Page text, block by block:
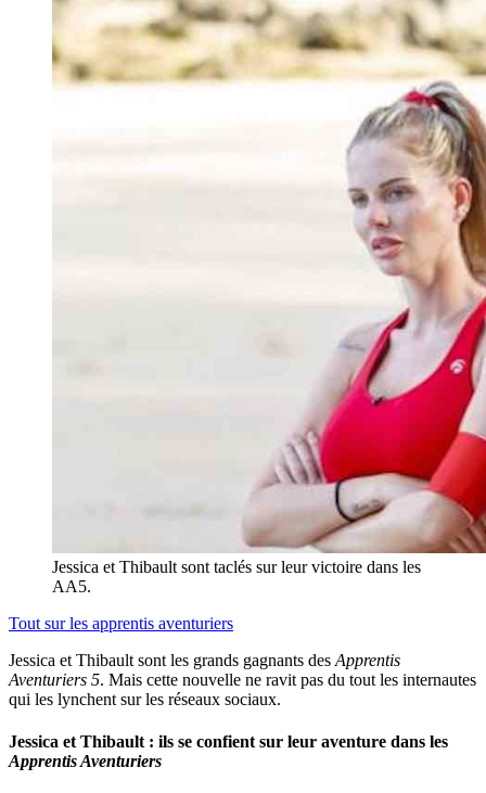
Jessica et Thibault sont taclés sur leur victoire dans les
AA5.
Tout surles apprentis aventuriers
Jessica et Thibault sont les grands gagnants des Apprentis
Aventuriers 5. Mais cette nouvelle ne ravit pas du tout les internautes
qui les lynchent sur les réseaux sociaux.
Jessica et Thibault : ils se confient sur leur aventure dans les
Apprentis Aventuriers